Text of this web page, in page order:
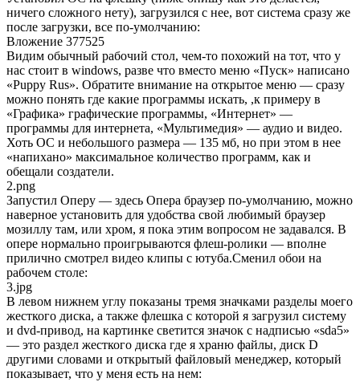
ничего сложного нету), загрузился с нее, вот система сразу же
после загрузки, все по-умолчанию:
Вложение 377525
Видим обычный рабочий стол, чем-то похожий на тот, что у
нас стоит в windows, разве что вместо меню «Пуск» написано
«Puppy Rus». Обратите внимание на открытое меню — сразу
можно понять где какие программы искать, ,к примеру в
«Графика» графические программы, «Интернет» —
программы для интернета, «Мультимедия» — аудио и видео.
Хоть ОС и небольшого размера — 135 мб, но при этом в нее
«напихано» максимальное количество программ, как и
обещали создатели.
2.png
Запустил Оперу — здесь Опера браузер по-умолчанию, можно
наверное установить для удобства свой любимый браузер
мозиллу там, или хром, я пока этим вопросом не задавался. В
опере нормально проигрываются флеш-ролики — вполне
прилично смотрел видео клипы с ютуба.Сменил обои на
рабочем столе:
3.jpg
В левом нижнем углу показаны тремя значками разделы моего
жесткого диска, а также флешка с которой я загрузил систему
и dvd-привод, на картинке светится значок с надписью «sda5»
— это раздел жесткого диска где я храню файлы, диск D
другими словами и открытый файловый менеджер, который
показывает, что у меня есть на нем: